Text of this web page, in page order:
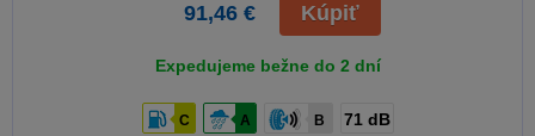
91,46 € Kúpiť
Expedujeme bežne do 2 dní
C A B 71 dB